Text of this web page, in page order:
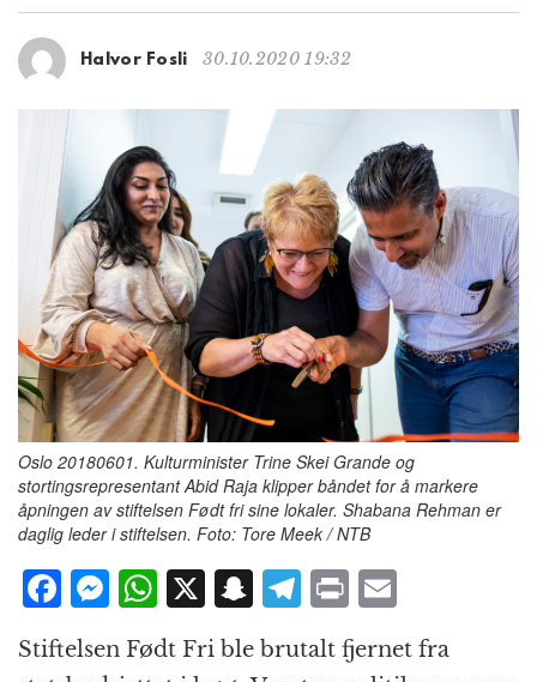
Halvor Fosli 30.10.2020 19:32
Oslo 20180601. Kulturminister Trine Skei Grande og
stortingsrepresentant Abid Raja klipper båndet for å markere
åpningen av stiftelsen Født fri sine lokaler. Shabana Rehman er
daglig leder i stiftelsen. Foto: Tore Meek / NTB
F
a
c
M
e
ss
W
h
at
X S
n
a
T
el
e
P
ri
n
m
ai
Stiftelsen Født Fri ble brutalt fjernet fra